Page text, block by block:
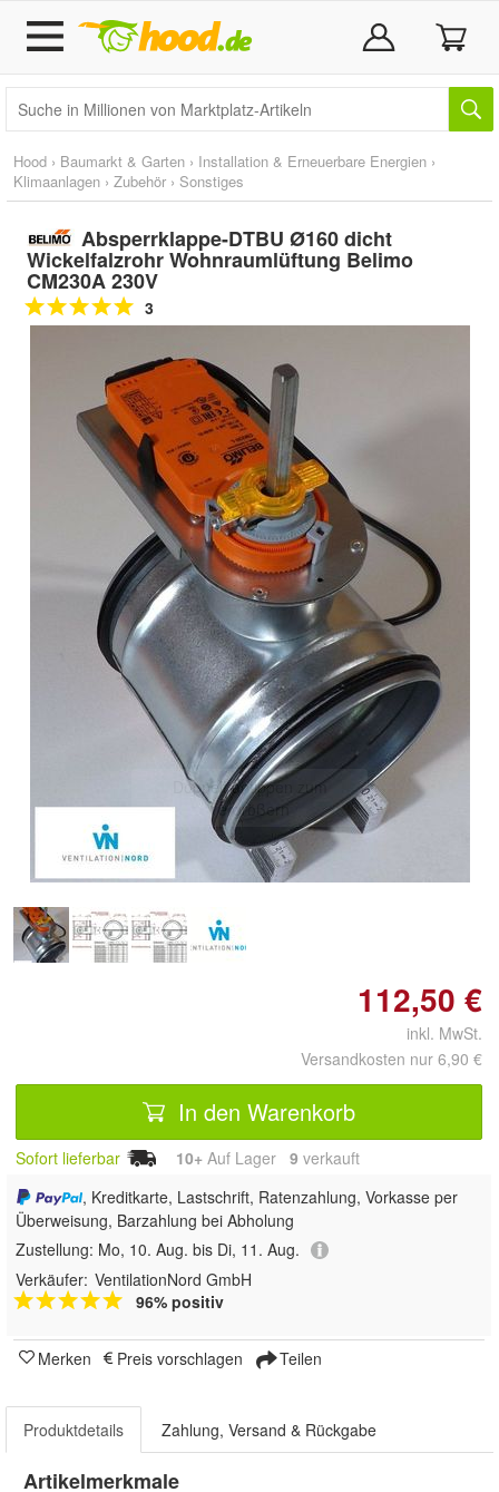
Hood › Baumarkt & Garten › Installation & Erneuerbare Energien ›
Klimaanlagen › Zubehör › Sonstiges
Absperrklappe-DTBU Ø160 dicht
Wickelfalzrohr Wohnraumlüftung Belimo
CM230A 230V
3
Doppelt antippen zum
vergrößern
112,50 €
inkl. MwSt.
Versandkosten nur 6,90 €
In den Warenkorb
Sofort lieferbar 10+ Auf Lager 9 verkauft
, Kreditkarte, Lastschrift, Ratenzahlung, Vorkasse per
Überweisung, Barzahlung bei Abholung
Zustellung: Mo, 10. Aug. bis Di, 11. Aug.
Verkäufer: VentilationNord GmbH
96% positiv
Merken Preis vorschlagen Teilen
Produktdetails Zahlung, Versand & Rückgabe
Artikelmerkmale